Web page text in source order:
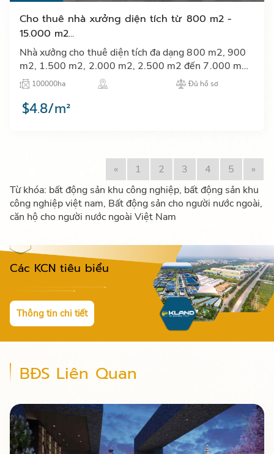
Cho thuê nhà xưởng diện tích từ 800 m2 -
15.000 m2...
Nhà xưởng cho thuê diện tích đa dạng 800 m2, 900
m2, 1.500 m2, 2.000 m2, 2.500 m2 đến 7.000 m2,
15.000 m2 tại KCN Nam Đình Vũ. Có đầy đủ nhà văn
phòng, chỗ đậu …
100000ha Đủ hồ sơ
$4.8/m²
« 1 2 3 4 5
»
Từ khóa: bất động sản khu công nghiệp, bất động sản khu
công nghiệp việt nam, Bất động sản cho người nước ngoài,
căn hộ cho người nước ngoài Việt Nam
Các KCN tiêu biểu
Thông tin chi tiết
BĐS Liên Quan